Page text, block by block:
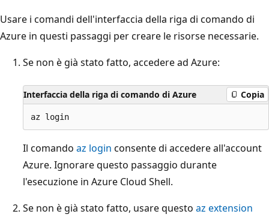
Usare i comandi dell'interfaccia della riga di comando di
Azure in questi passaggi per creare le risorse necessarie.
Se non è già stato fatto, accedere ad Azure:
Interfaccia della riga di comando di Azure Copia
Il comando az login consente di accedere all'account
Azure. Ignorare questo passaggio durante
l'esecuzione in Azure Cloud Shell.
Se non è già stato fatto, usare questo az extension